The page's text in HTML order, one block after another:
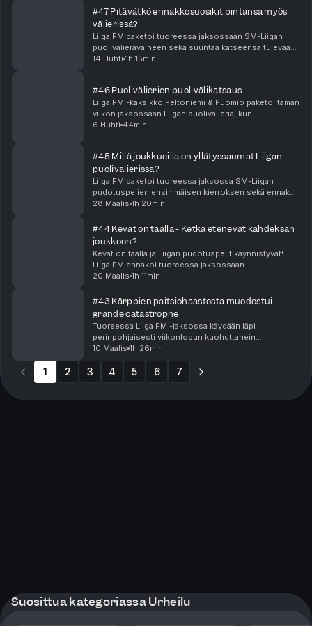
#47 Pitävätkö ennakkosuosikit pintansa myös
välierissä?
Liiga FM paketoi tuoreessa jaksossaan SM-Liigan
puolivälierävaiheen sekä suuntaa katseensa tulevaan.
Ennakkosuosikit rynnivät välieriin, mutta miksi KalPan
14 Huhti 1h 15min
#46 Puolivälierien puolivälikatsaus
Liiga FM -kaksikko Peltoniemi & Puomio paketoi tämän
viikon jaksossaan Liigan puolivälieriä, kun
ottelusarjoja on pelattu 3-4 ottelun verran.Menevätkö
6 Huhti 44min
#45 Millä joukkueilla on yllätyssaumat Liigan
puolivälierissä?
Liiga FM paketoi tuoreessa jaksossa SM-Liigan
pudotuspelien ensimmäisen kierroksen sekä ennakoi
alkavat puolivälierät läpikotaisin! Millä joukkueilla on
28 Maalis 1h 20min
#44 Kevät on täällä - Ketkä etenevät kahdeksan
joukkoon?
Kevät on täällä ja Liigan pudotuspelit käynnistyvät!
Liiga FM ennakoi tuoreessa jaksossaan
pudotuspelien ensimmäisen kierroksen suuntaviivoja
sekä kul...
20 Maalis 1h 11min
#43 Kärppien paitsiohaastosta muodostui
grande catastrophe
Tuoreessa Liiga FM -jaksossa käydään läpi
perinpohjaisesti viikonlopun kuohuttanein
puheenaihe, kun Kärppien suorittamasta
paitsiohaastosta muodostui Hämeenlinnan lauantai-
illassa grande catastrophe.L...
10 Maalis 1h 26min
1 2 3 4 5 6 7
Suosittua kategoriassa Urheilu